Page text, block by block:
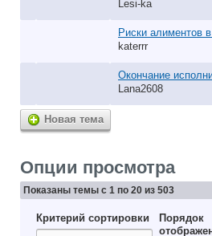
Lesi-ka
Риски алиментов
katerrr
Окончание
Lana2608
Новая тема
Опции просмотра
Показаны темы с 1 по 20 из 503
Критерий сортировки
Порядок